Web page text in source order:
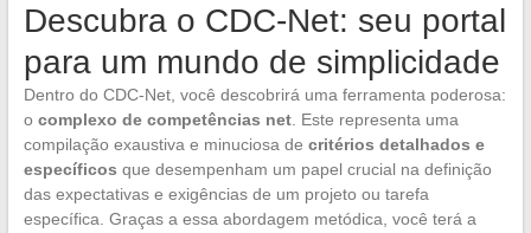
Descubra o CDC-Net: seu portal
para um mundo de simplicidade
Dentro do CDC-Net, você descobrirá uma ferramenta poderosa:
o complexo de competências net. Este representa uma
compilação exaustiva e minuciosa de critérios detalhados e
específicos que desempenham um papel crucial na definição
das expectativas e exigências de um projeto ou tarefa
específica. Graças a essa abordagem metódica, você terá a